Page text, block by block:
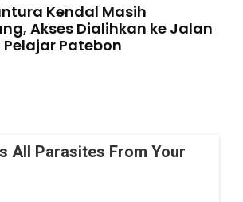
Kendal Masih
Akses Dialihkan ke Jalan
Patebon
All Parasites From Your